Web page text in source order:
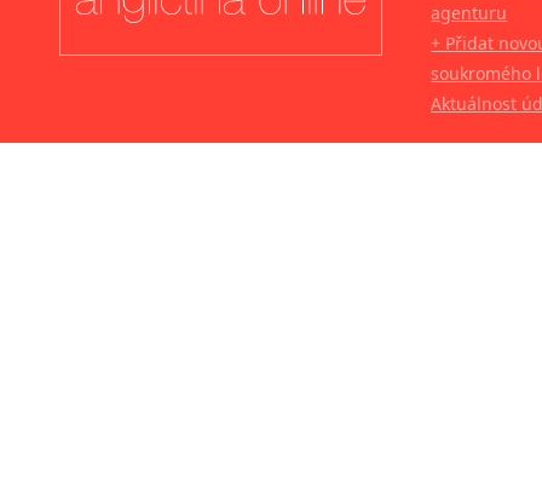
agenturu
+ Přidat
soukromého
Aktuálnost